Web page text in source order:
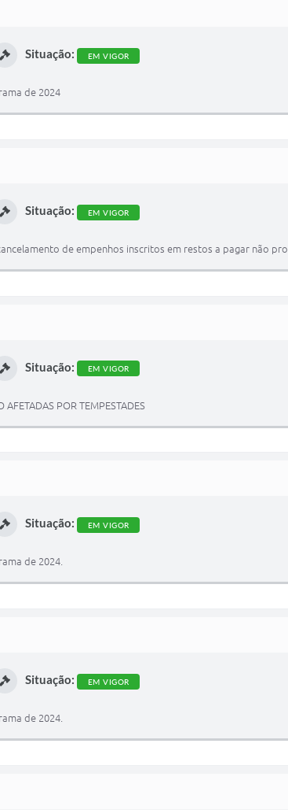
Situação: EM VIGOR
de 2024
Situação: EM VIGOR
de empenhos inscritos em restos a pagar não
Situação: EM VIGOR
AFETADAS POR TEMPESTADES
Situação: EM VIGOR
de 2024.
Situação: EM VIGOR
de 2024.